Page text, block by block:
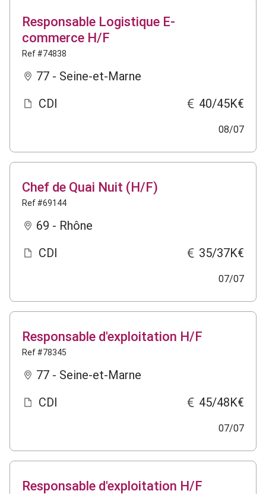
Responsable Logistique E-
commerce H/F
Ref #74838
77 - Seine-et-Marne
CDI
40/45K€
08/07
Chef de Quai Nuit (H/F)
Ref #69144
69 - Rhône
CDI
35/37K€
07/07
Responsable d'exploitation H/F
Ref #78345
77 - Seine-et-Marne
CDI
45/48K€
07/07
Responsable d'exploitation H/F